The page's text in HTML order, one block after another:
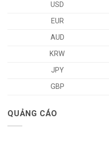
USD
EUR
AUD
KRW
JPY
GBP
QUẢNG CÁO